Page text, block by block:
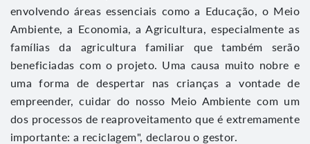
envolvendo áreas essenciais como a Educação, o Meio
Ambiente, a Economia, a Agricultura, especialmente as
famílias da agricultura familiar que também serão
beneficiadas com o projeto. Uma causa muito nobre e
uma forma de despertar nas crianças a vontade de
empreender, cuidar do nosso Meio Ambiente com um
dos processos de reaproveitamento que é extremamente
importante: a reciclagem", declarou o gestor.